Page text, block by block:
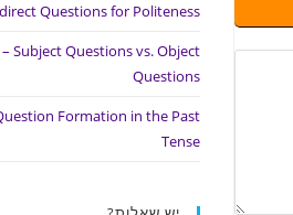
Questions for Politeness
Subject Questions vs. Object
Questions
Formation in the Past
Tense